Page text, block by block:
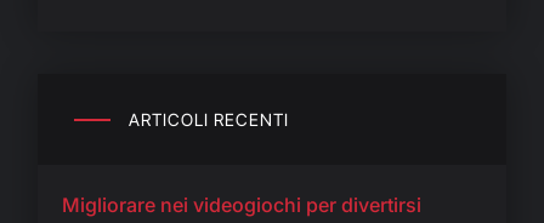
ARTICOLI RECENTI
Migliorare nei videogiochi per divertirsi